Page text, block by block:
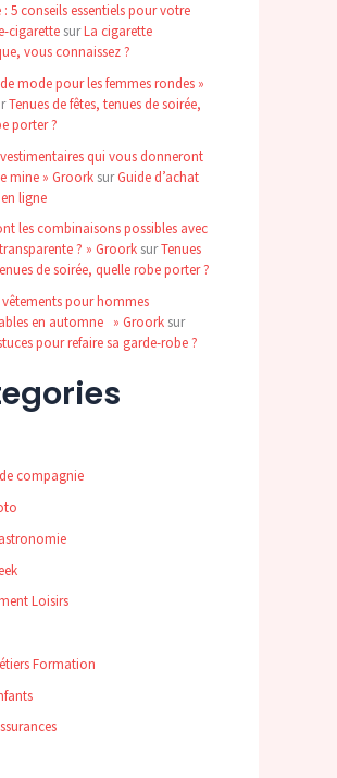
5 conseils essentiels pour votre
cigarette surLa cigarette
vous connaissez ?
mode pour les femmes rondes »
Tenues de fêtes, tenues de soirée,
porter ?
qui vous donneront
mine » Groork surGuide d’achat
ligne
les combinaisons possibles avec
? » Groork surTenues
de soirée, quelle robe porter ?
vêtements pour hommes
en automne » Groork sur
pour refaire sa garde-robe ?
compagnie
Loisirs
Formation